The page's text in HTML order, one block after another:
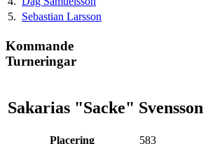
5. Sebastian Larsson
Kommande
Turneringar
Sakarias "Sacke" Svensson
Placering
583